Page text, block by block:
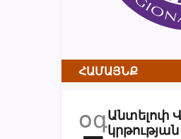
ՀԱՄԱՅՆՔ
օգԱնտելոփ